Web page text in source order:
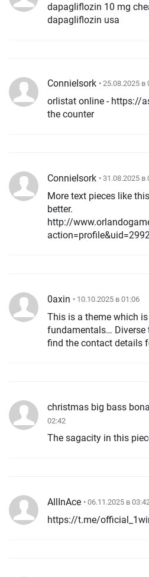
dapagliflozin 10 mg
dapagliflozin usa
ConnieIsork • 25.08.2025 в
orlistat online - https://
the counter
ConnieIsork • 31.08.2025 в
More text pieces like
better.
http://
0axin • 10.10.2025 в 01:06
This is a theme which
fundamentals… Diverse
find the contact details
christmas big bass
02:42
The sagacity in this
AllInAce • 06.11.2025 в
https://t.me/